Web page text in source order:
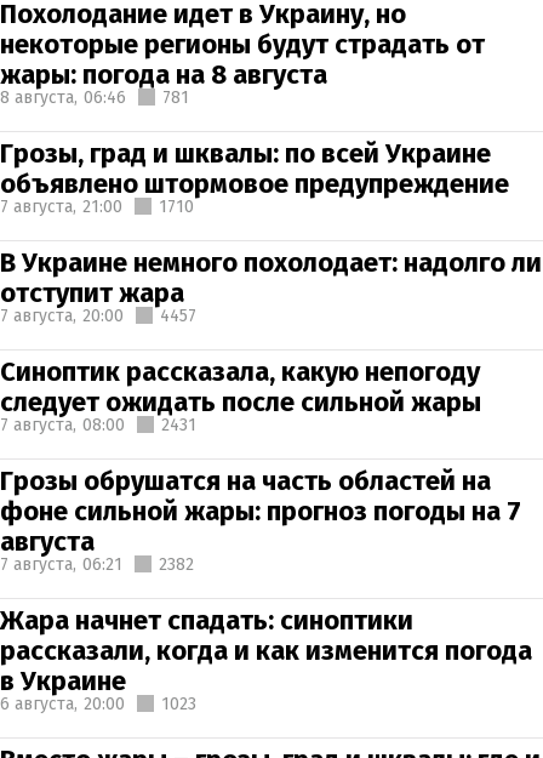
Похолодание идет в Украину, но
некоторые регионы будут страдать от
жары: погода на 8 августа
8 августа, 06:46 781
Грозы, град и шквалы: по всей Украине
объявлено штормовое предупреждение
7 августа, 21:00 1710
В Украине немного похолодает: надолго ли
отступит жара
7 августа, 20:00 4457
Синоптик рассказала, какую непогоду
следует ожидать после сильной жары
7 августа, 08:00 2431
Грозы обрушатся на часть областей на
фоне сильной жары: прогноз погоды на 7
августа
7 августа, 06:21 2382
Жара начнет спадать: синоптики
рассказали, когда и как изменится погода
в Украине
6 августа, 20:00 1023